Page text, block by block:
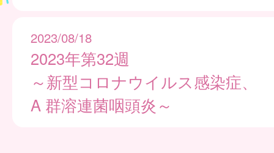
2023/08/18
2023年第32週
～新型コロナウイルス感染症、
A 群溶連菌咽頭炎～